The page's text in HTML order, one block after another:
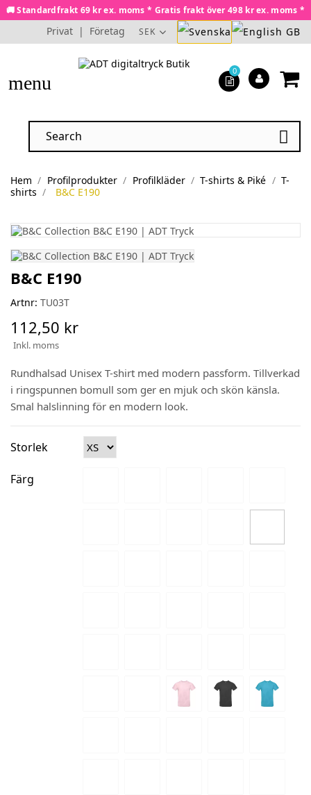
🚚 Standardfrakt 69 kr ex. moms * Gratis frakt över 498 kr ex. moms *
Privat | Företag SEK
menu

0
Hem Profilprodukter Profilkläder T-shirts & Piké
T-
shirts
B&C E190
B&C E190
Artnr: TU03T
112,50 kr
Inkl. moms
Rundhalsad Unisex T-shirt med modern passform. Tillverkad
i ringspunnen bomull som ger en mjuk och skön känsla.
Smal halslinning för en modern look.
Storlek
Färg